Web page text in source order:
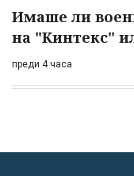
Имаше ли
на "Кинтекс"
преди 4 часа